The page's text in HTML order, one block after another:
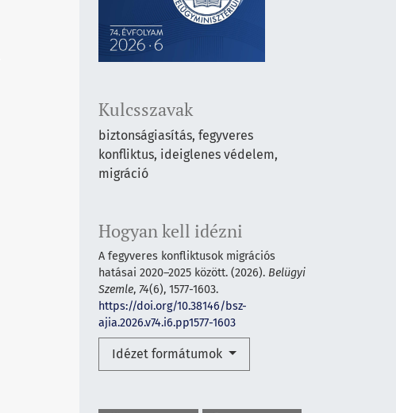
Kulcsszavak
biztonságiasítás, fegyveres
konfliktus, ideiglenes védelem,
migráció
Hogyan kell idézni
A fegyveres konfliktusok migrációs
hatásai 2020–2025 között. (2026). Belügyi
Szemle, 74(6), 1577-1603.
https://doi.org/10.38146/bsz-
ajia.2026.v74.i6.pp1577-1603
Idézet formátumok